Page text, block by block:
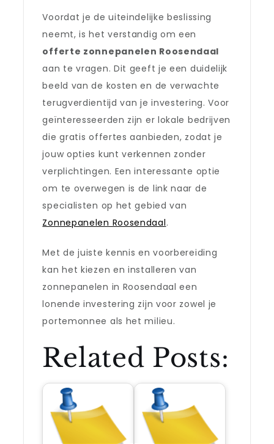
Voordat je de uiteindelijke beslissing
neemt, is het verstandig om een
offerte zonnepanelen Roosendaal
aan te vragen. Dit geeft je een duidelijk
beeld van de kosten en de verwachte
terugverdientijd van je investering. Voor
geïnteresseerden zijn er lokale bedrijven
die gratis offertes aanbieden, zodat je
jouw opties kunt verkennen zonder
verplichtingen. Een interessante optie
om te overwegen is de link naar de
specialisten op het gebied van
Zonnepanelen Roosendaal.
Met de juiste kennis en voorbereiding
kan het kiezen en installeren van
zonnepanelen in Roosendaal een
lonende investering zijn voor zowel je
portemonnee als het milieu.
Related Posts: